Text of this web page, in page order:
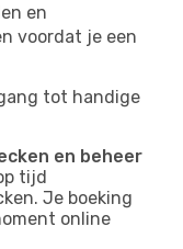
en
voordat je een
tot handige
en beheer
tijd
Je boeking
online